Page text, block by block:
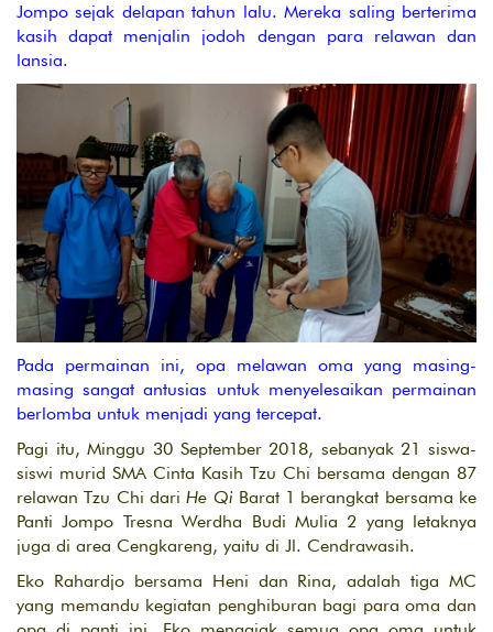
Jompo sejak delapan tahun lalu. Mereka saling berterima
kasih dapat menjalin jodoh dengan para relawan dan
lansia.
Pada permainan ini, opa melawan oma yang masing-
masing sangat antusias untuk menyelesaikan permainan
berlomba untuk menjadi yang tercepat.
Pagi itu, Minggu 30 September 2018, sebanyak 21 siswa-
siswi murid SMA Cinta Kasih Tzu Chi bersama dengan 87
relawan Tzu Chi dariHe QiBarat 1 berangkat bersama ke
Panti Jompo Tresna Werdha Budi Mulia 2 yang letaknya
juga di area Cengkareng, yaitu di Jl. Cendrawasih.
Eko Rahardjo bersama Heni dan Rina, adalah tiga MC
yang memandu kegiatan penghiburan bagi para oma dan